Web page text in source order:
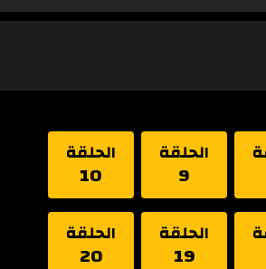
الحلقة
9
الحلقة
10
الحلقة
19
الحلقة
20